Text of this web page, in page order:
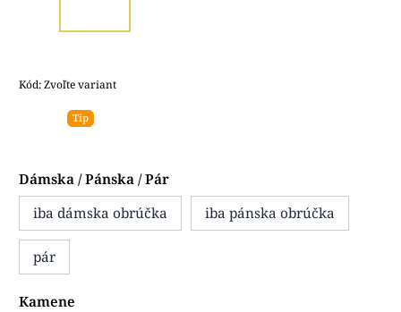
Kód:Zvoľte variant
Tip
Dámska / Pánska / Pár
iba dámska obrúčka
iba pánska obrúčka
pár
Kamene